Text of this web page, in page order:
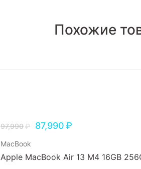
Похожие
97,990₽ 87,990₽
MacBook
Apple MacBook Air 13 M4 16GB